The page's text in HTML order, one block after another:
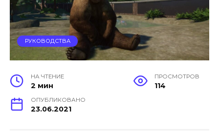
РУКОВОДСТВА
НА ЧТЕНИЕ
2 мин
ПРОСМОТРОВ
114
ОПУБЛИКОВАНО
23.06.2021